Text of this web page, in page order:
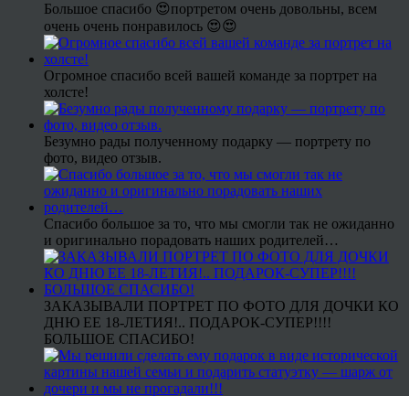
Большое спасибо 😍портретом очень довольны, всем
очень очень понравилось 😍😍
Огромное спасибо всей вашей команде за портрет на
холсте!
Безумно рады полученному подарку — портрету по
фото, видео отзыв.
Спасибо большое за то, что мы смогли так не ожиданно
и оригинально порадовать наших родителей…
ЗАКАЗЫВАЛИ ПОРТРЕТ ПО ФОТО ДЛЯ ДОЧКИ КО
ДНЮ ЕЕ 18-ЛЕТИЯ!.. ПОДАРОК-СУПЕР!!!!
БОЛЬШОЕ СПАСИБО!